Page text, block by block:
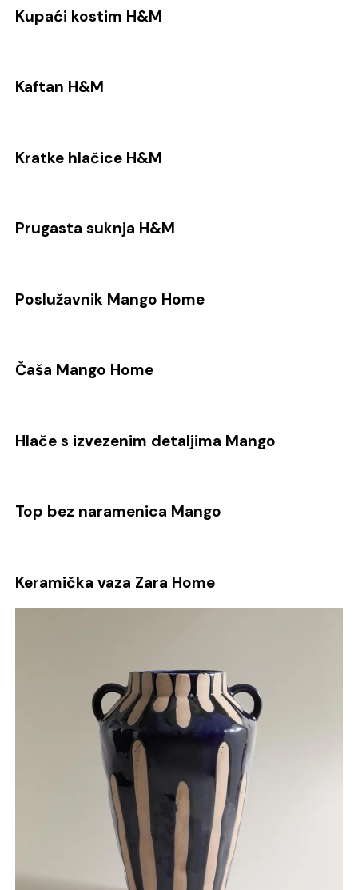
Kupaći kostim H&M
Kaftan H&M
Kratke hlačice H&M
Prugasta suknja H&M
Poslužavnik Mango Home
Čaša Mango Home
Hlače s izvezenim detaljima Mango
Top bez naramenica Mango
Keramička vaza Zara Home